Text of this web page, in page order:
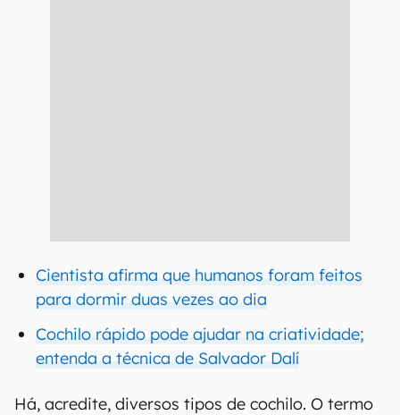
Cientista afirma que humanos foram feitos
para dormir duas vezes ao dia
Cochilo rápido pode ajudar na criatividade;
entenda a técnica de Salvador Dalí
Há, acredite, diversos tipos de cochilo. O termo